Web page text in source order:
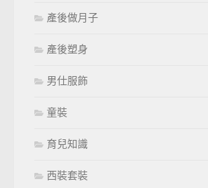
產後做月子
產後塑身
男仕服飾
童裝
育兒知識
西裝套裝